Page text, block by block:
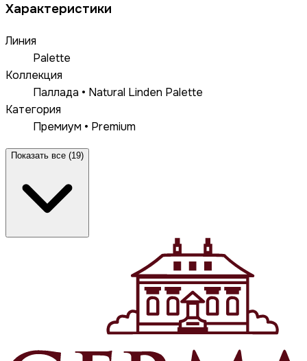
Характеристики
Линия
Palette
Коллекция
Паллада • Natural Linden Palette
Категория
Премиум • Premium
Показать все (19)